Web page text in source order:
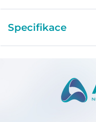
Specifikace